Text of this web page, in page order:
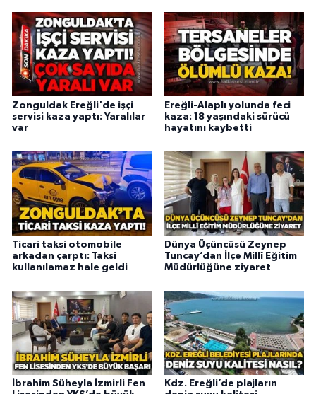
Zonguldak Ereğli'de işçi
servisi kaza yaptı: Yaralılar
var
Ereğli-Alaplı yolunda feci
kaza: 18 yaşındaki sürücü
hayatını kaybetti
Ticari taksi otomobile
arkadan çarptı: Taksi
kullanılamaz hale geldi
Dünya Üçüncüsü Zeynep
Tuncay’dan İlçe Millî Eğitim
Müdürlüğüne ziyaret
İbrahim Süheyla İzmirli Fen
Kdz. Ereğli’de plajların